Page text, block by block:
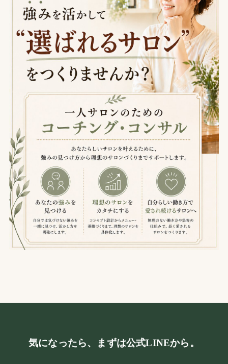
気になったら、まずは公式LINEから。